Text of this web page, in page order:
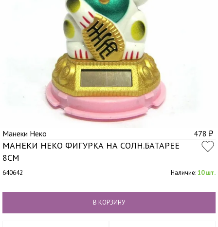
Манеки Неко 478 ₽
МАНЕКИ НЕКО ФИГУРКА НА СОЛН.БАТАРЕЕ
8СМ
640642 Наличие:10 шт.
В КОРЗИНУ